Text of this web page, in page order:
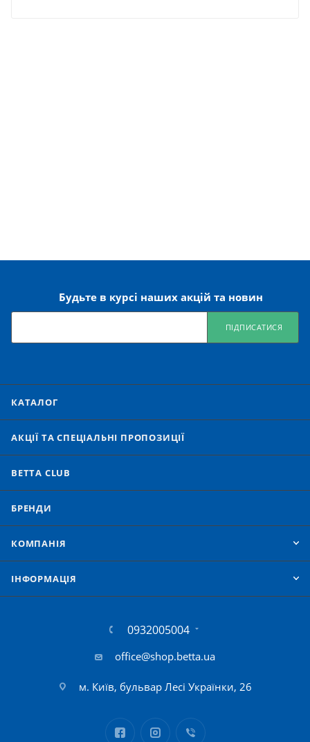
Будьте в курсі наших акцій та новин
ПІДПИСАТИСЯ
КАТАЛОГ
АКЦІЇ ТА СПЕЦІАЛЬНІ ПРОПОЗИЦІЇ
BETTA CLUB
БРЕНДИ
КОМПАНІЯ
IНФОРМАЦІЯ
0932005004
office@shop.betta.ua
м. Київ, бульвар Лесі Українки, 26